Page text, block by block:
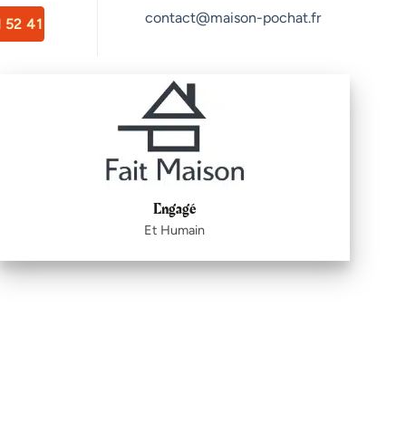
52 41 contact@maison-pochat.fr
Engagé
Et Humain